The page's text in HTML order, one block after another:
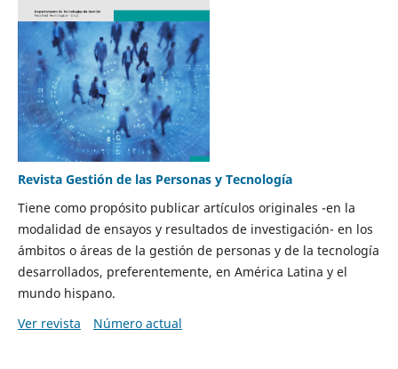
Revista Gestión de las Personas y Tecnología
Tiene como propósito publicar artículos originales -en la
modalidad de ensayos y resultados de investigación- en los
ámbitos o áreas de la gestión de personas y de la tecnología
desarrollados, preferentemente, en América Latina y el
mundo hispano.
Ver revista
Número actual